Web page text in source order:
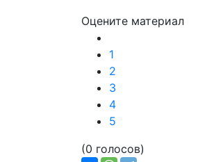
Оцените материал
1
2
3
4
5
(0 голосов)